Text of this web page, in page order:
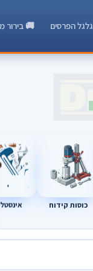
גלגל הפרסים 🚚 בירור
כוסות קידוח